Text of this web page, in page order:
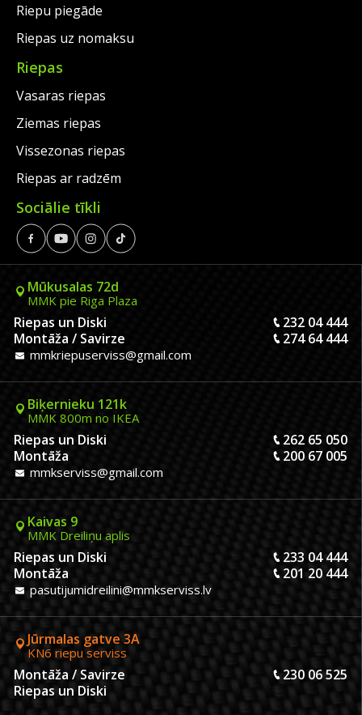
Riepu piegāde
Riepas uz nomaksu
Riepas
Vasaras riepas
Ziemas riepas
Vissezonas riepas
Riepas ar radzēm
Sociālie tīkli
Mūkusalas 72d
MMK pie Riga Plaza
Riepas un Diski
232 04 444
Montāža / Savirze
274 64 444
mmkriepuserviss@gmail.com
Biķernieku 121k
MMK 800m no IKEA
Riepas un Diski
262 65 050
Montāža
200 67 005
mmkserviss@gmail.com
Kaivas 9
MMK Dreiliņu aplis
Riepas un Diski
233 04 444
Montāža
201 20 444
pasutijumidreilini@mmkserviss.lv
Jūrmalas gatve 3A
KN6 riepu serviss
Montāža / Savirze
230 06 525
Riepas un Diski